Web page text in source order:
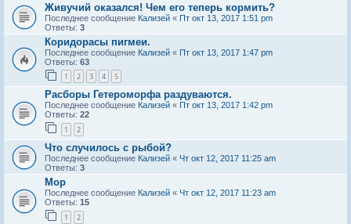
Живучий оказался! Чем его теперь кормить?
Последнее сообщение Кализей « Пт окт 13, 2017 1:51 pm
Ответы: 3
Коридорасы пигмеи.
Последнее сообщение Кализей « Пт окт 13, 2017 1:47 pm
Ответы: 63
1 2 3 4 5
Расборы Гетероморфа раздуваются.
Последнее сообщение Кализей « Пт окт 13, 2017 1:42 pm
Ответы: 22
1 2
Что случилось с рыбой?
Последнее сообщение Кализей « Чт окт 12, 2017 11:25 am
Ответы: 3
Мор
Последнее сообщение Кализей « Чт окт 12, 2017 11:23 am
Ответы: 15
1 2